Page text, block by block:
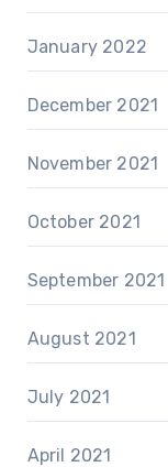
January 2022
December 2021
November 2021
October 2021
September 2021
August 2021
July 2021
April 2021